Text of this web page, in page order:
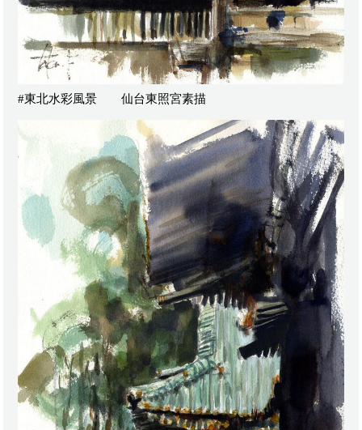
#東北水彩風景 仙台東照宮素描